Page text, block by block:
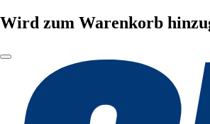
Wird zum Warenkorb